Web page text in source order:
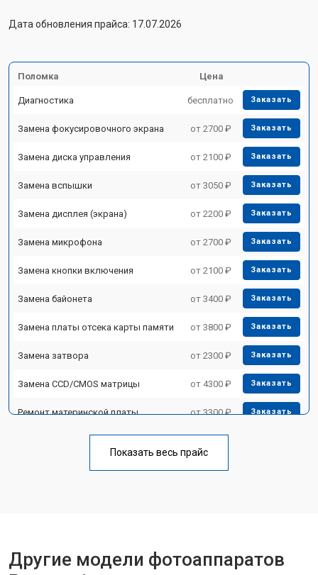
Дата обновления прайса: 17.07.2026
Поломка Цена
Диагностика бесплатно Заказать
Замена фокусировочного экрана от 2700 ₽ Заказать
Замена диска управления от 2100 ₽ Заказать
Замена вспышки от 3050 ₽ Заказать
Замена дисплея (экрана) от 2200 ₽ Заказать
Замена микрофона от 2700 ₽ Заказать
Замена кнопки включения от 2100 ₽ Заказать
Замена байонета от 3400 ₽ Заказать
Замена платы отсека карты памяти от 3800 ₽ Заказать
Замена затвора от 2300 ₽ Заказать
Замена CCD/CMOS матрицы от 4300 ₽ Заказать
Ремонт материнской платы от 3300 ₽ Заказать
Показать весь прайс
Другие модели фотоаппаратов